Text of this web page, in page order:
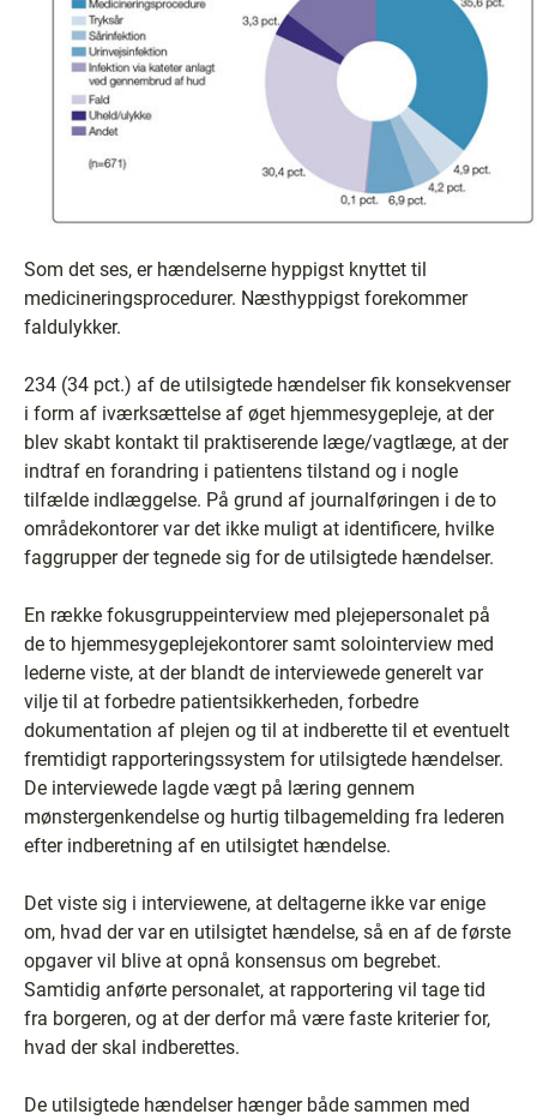
Som det ses, er hændelserne hyppigst knyttet til
medicineringsprocedurer. Næsthyppigst forekommer
faldulykker.
234 (34 pct.) af de utilsigtede hændelser fik konsekvenser
i form af iværksættelse af øget hjemmesygepleje, at der
blev skabt kontakt til praktiserende læge/vagtlæge, at der
indtraf en forandring i patientens tilstand og i nogle
tilfælde indlæggelse. På grund af journalføringen i de to
områdekontorer var det ikke muligt at identificere, hvilke
faggrupper der tegnede sig for de utilsigtede hændelser.
En række fokusgruppeinterview med plejepersonalet på
de to hjemmesygeplejekontorer samt solointerview med
lederne viste, at der blandt de interviewede generelt var
vilje til at forbedre patientsikkerheden, forbedre
dokumentation af plejen og til at indberette til et eventuelt
fremtidigt rapporteringssystem for utilsigtede hændelser.
De interviewede lagde vægt på læring gennem
mønstergenkendelse og hurtig tilbagemelding fra lederen
efter indberetning af en utilsigtet hændelse.
Det viste sig i interviewene, at deltagerne ikke var enige
om, hvad der var en utilsigtet hændelse, så en af de første
opgaver vil blive at opnå konsensus om begrebet.
Samtidig anførte personalet, at rapportering vil tage tid
fra borgeren, og at der derfor må være faste kriterier for,
hvad der skal indberettes.
De utilsigtede hændelser hænger både sammen med